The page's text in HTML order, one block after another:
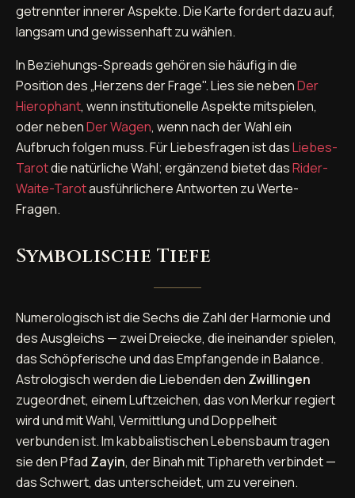
getrennter innerer Aspekte. Die Karte fordert dazu auf,
langsam und gewissenhaft zu wählen.
In Beziehungs-Spreads gehören sie häufig in die
Position des „Herzens der Frage". Lies sie nebenDer
Hierophant, wenn institutionelle Aspekte mitspielen,
oder nebenDer Wagen, wenn nach der Wahl ein
Aufbruch folgen muss. Für Liebesfragen ist dasLiebes-
Tarotdie natürliche Wahl; ergänzend bietet dasRider-
Waite-Tarotausführlichere Antworten zu Werte-
Fragen.
Symbolische Tiefe
Numerologisch ist die Sechs die Zahl der Harmonie und
des Ausgleichs — zwei Dreiecke, die ineinander spielen,
das Schöpferische und das Empfangende in Balance.
Astrologisch werden die Liebenden den Zwillingen
zugeordnet, einem Luftzeichen, das von Merkur regiert
wird und mit Wahl, Vermittlung und Doppelheit
verbunden ist. Im kabbalistischen Lebensbaum tragen
sie den Pfad Zayin, der Binah mit Tiphareth verbindet —
das Schwert, das unterscheidet, um zu vereinen.